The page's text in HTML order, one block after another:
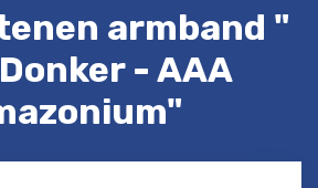
armband "
- AAA